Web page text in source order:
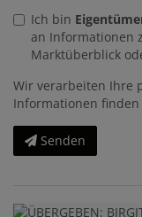
Ich bin
an Informationen
Marktüberblick
Wir verarbeiten Ihre
Informationen finden
Senden